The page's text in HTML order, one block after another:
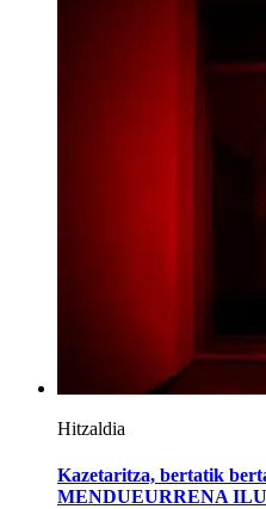
Hitzaldia
Kazetaritza, bertatik
MENDUEURRENA